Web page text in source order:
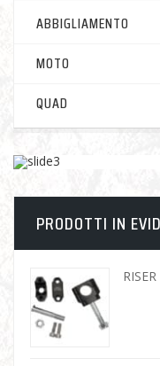
ABBIGLIAMENTO
MOTO
QUAD
PRODOTTI IN